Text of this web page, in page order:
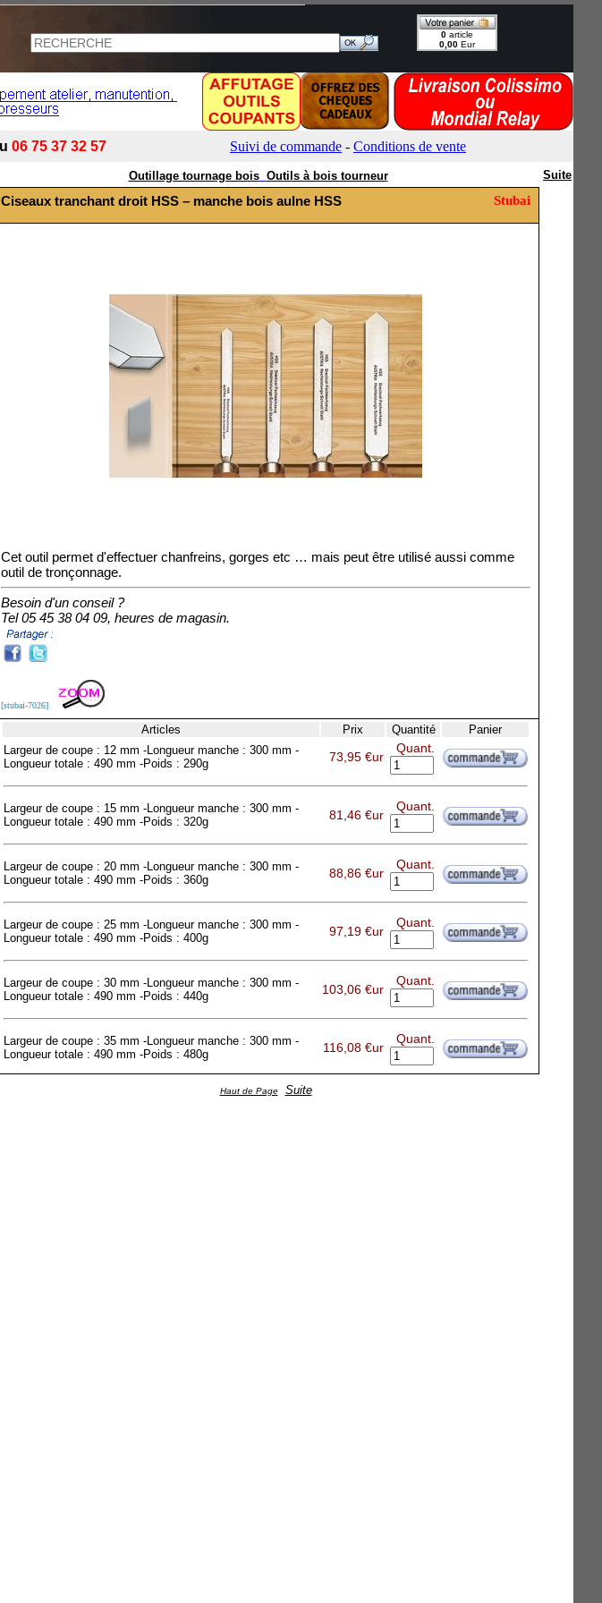
Outillage tournage bois Outils à bois tourneur
Suite
Ciseaux tranchant droit HSS – manche bois aulne HSS Stubai
Cet outil permet d'effectuer chanfreins, gorges etc … mais peut être utilisé aussi comme
outil de tronçonnage.
Besoin d'un conseil ?
Tel 05 45 38 04 09, heures de magasin.
[stubai-7026]
Articles Prix Quantité
Panier
Largeur de coupe : 12 mm -Longueur manche : 300 mm -
Longueur totale : 490 mm -Poids : 290g
73,95 €ur
Quant.
Largeur de coupe : 15 mm -Longueur manche : 300 mm -
Longueur totale : 490 mm -Poids : 320g
81,46 €ur
Quant.
Largeur de coupe : 20 mm -Longueur manche : 300 mm -
Longueur totale : 490 mm -Poids : 360g
88,86 €ur
Quant.
Largeur de coupe : 25 mm -Longueur manche : 300 mm -
Longueur totale : 490 mm -Poids : 400g
97,19 €ur
Quant.
Largeur de coupe : 30 mm -Longueur manche : 300 mm -
Longueur totale : 490 mm -Poids : 440g
103,06 €ur
Quant.
Largeur de coupe : 35 mm -Longueur manche : 300 mm -
Longueur totale : 490 mm -Poids : 480g
116,08 €ur
Quant.
Haut de Page Suite